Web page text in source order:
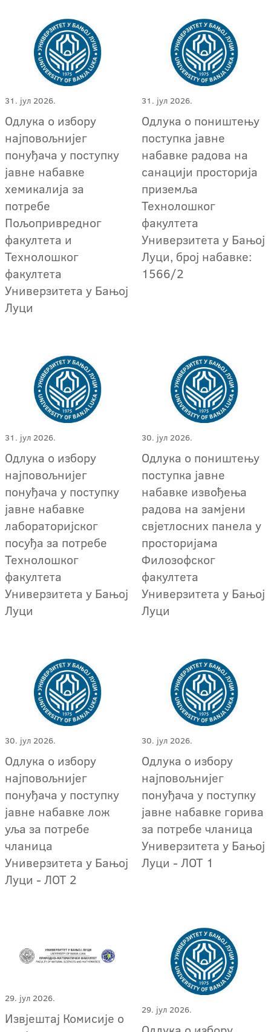
31. јул 2026.
Одлука о избору
најповољнијег
понуђача у поступку
јавне набавке
хемикалија за
потребе
Пољопривредног
факултета и
Технолошког
факултета
Универзитета у Бањој
Луци
31. јул 2026.
Одлука о поништењу
поступка јавне
набавке радова на
санацији просторија
приземља
Технолошког
факултета
Универзитета у Бањој
Луци, број набавке:
1566/2
31. јул 2026.
Одлука о избору
најповољнијег
понуђача у поступку
јавне набавке
лабораторијског
посуђа за потребе
Технолошког
факултета
Универзитета у Бањој
Луци
30. јул 2026.
Одлука о поништењу
поступкa јавне
набавке извођења
радова на замјени
свјетлосних панела у
просторијама
Филозофског
факултета
Универзитета у Бањој
Луци
30. јул 2026.
Одлука о избору
најповољнијег
понуђача у поступку
јавне набавке лож
уља за потребе
чланица
Универзитета у Бањој
Луци - ЛОТ 2
30. јул 2026.
Одлука о избору
најповољнијег
понуђача у поступку
јавне набавке горива
за потребе чланица
Универзитета у Бањој
Луци - ЛОТ 1
29. јул 2026.
Извјештај Комисије о
29. јул 2026.